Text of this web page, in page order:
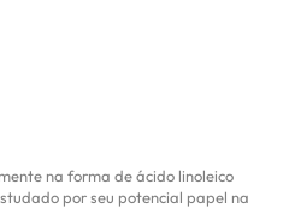
na forma de ácido linoleico
por seu potencial papel na